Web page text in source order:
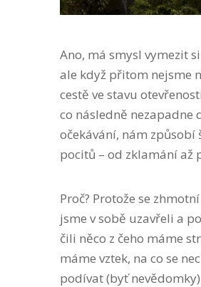
Ano, má smysl vymezit
ale když přitom nejsme
cestě ve stavu
co následně nezapadne
očekávání, nám způsobí
pocitů – od zklamání až
Proč? Protože se
jsme v sobě uzavřeli a
čili něco z čeho máme
máme vztek, na co se
podívat (byť